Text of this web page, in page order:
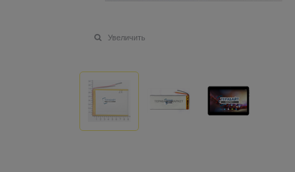
Увеличить